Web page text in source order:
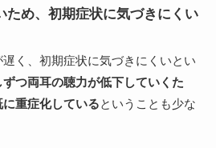
ため、初期症状に気づきにくい
く、初期症状に気づきにくいとい
ずつ両耳の聴力が低下していくた
重症化しているということも少な